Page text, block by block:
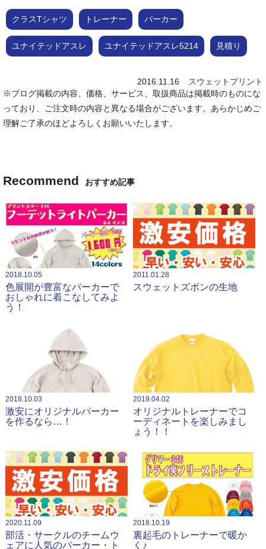
クラスTシャツ トレーナー パーカー
ユナイテッドアスレ ユナイテッドアスレ5214 見積り
スウェットプリント
2016.11.16
※ブログ掲載の内容、価格、サービス、取扱商品は掲載時のものにな
っており、ご注文時の内容と異なる場合がございます。あらかじめご
理解ご了承のほどよろしくお願いいたします。
Recommend おすすめ記事
2018.10.05
色展開が豊富なパーカーで
おしゃれに着こなしてみよ
う！
2011.01.28
スウェットズボンの生地
2018.10.03
激安にオリジナルパーカー
を作るなら…！
2019.04.02
オリジナルトレーナーでコ
ーディネートを楽しみまし
ょう！！
2020.11.09
部活・サークルのチームウ
ェアに人気のパーカー・ト
2018.10.19
裏起毛のトレーナーで暖か
く♪